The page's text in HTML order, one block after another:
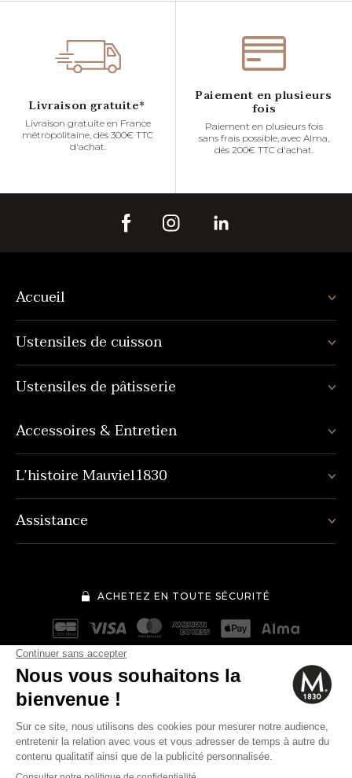
150€ Quantité
Livraison gratuite*
Livraison gratuite en France
métropolitaine, dès 300€ TTC
d'achat.
Paiement en plusieurs
fois
Paiement en plusieurs fois
sans frais possible, avec Alma,
dès 200€ TTC d'achat.
Accueil
Ustensiles de cuisson
Ustensiles de pâtisserie
Accessoires & Entretien
L’histoire Mauviel1830
Assistance
ACHETEZ EN TOUTE SÉCURITÉ
Mentions légales Conditions générales de vente
Politique de protection des données personnelles